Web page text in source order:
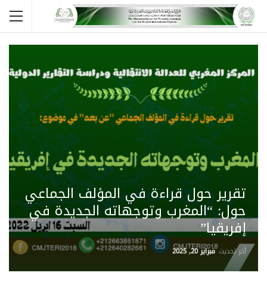
تقرير حول قراءة في المؤلف الجماعي
حول: “المغرب وتوجهاته الجديدة في
إفريقيا”
آخر تحديثفبراير 20, 2025